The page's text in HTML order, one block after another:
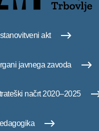
akt
javnega zavoda
načrt 2020–2025